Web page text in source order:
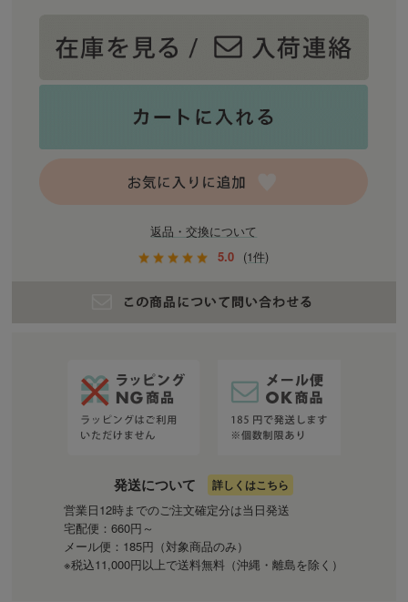
返品・交換について
5.0 (1件)
発送について 詳しくはこちら
営業日12時までのご注文確定分は当日発送
宅配便：660円～
メール便：185円（対象商品のみ）
※税込11,000円以上で送料無料（沖縄・離島を除く）